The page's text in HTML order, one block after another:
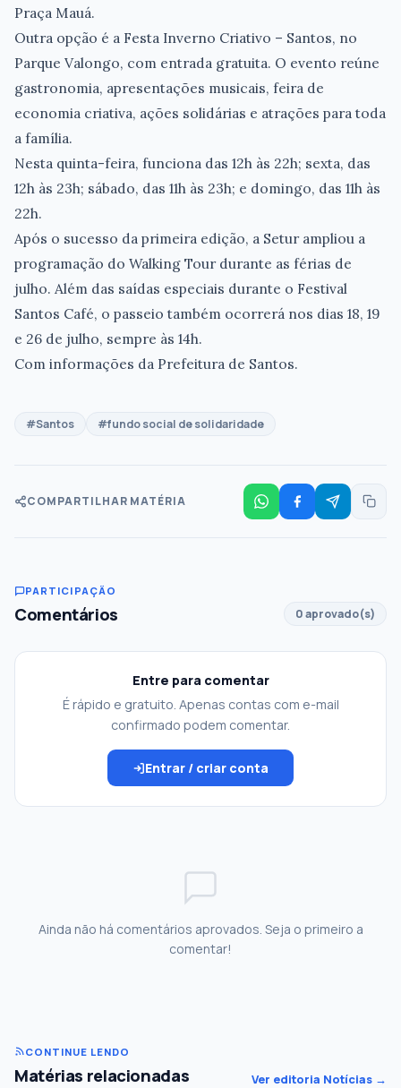
Praça Mauá.
Outra opção é a Festa Inverno Criativo – Santos, no
Parque Valongo, com entrada gratuita. O evento reúne
gastronomia, apresentações musicais, feira de
economia criativa, ações solidárias e atrações para toda
a família.
Nesta quinta-feira, funciona das 12h às 22h; sexta, das
12h às 23h; sábado, das 11h às 23h; e domingo, das 11h às
22h.
Após o sucesso da primeira edição, a Setur ampliou a
programação do Walking Tour durante as férias de
julho. Além das saídas especiais durante o Festival
Santos Café, o passeio também ocorrerá nos dias 18, 19
e 26 de julho, sempre às 14h.
Com informações da Prefeitura de Santos.
#Santos #fundo social de solidaridade
COMPARTILHAR MATÉRIA
PARTICIPAÇÃO
Comentários 0 aprovado(s)
Entre para comentar
É rápido e gratuito. Apenas contas com e-mail
confirmado podem comentar.
Entrar / criar conta
Ainda não há comentários aprovados. Seja o primeiro a
comentar!
CONTINUE LENDO
Matérias relacionadas Ver editoria Notícias →